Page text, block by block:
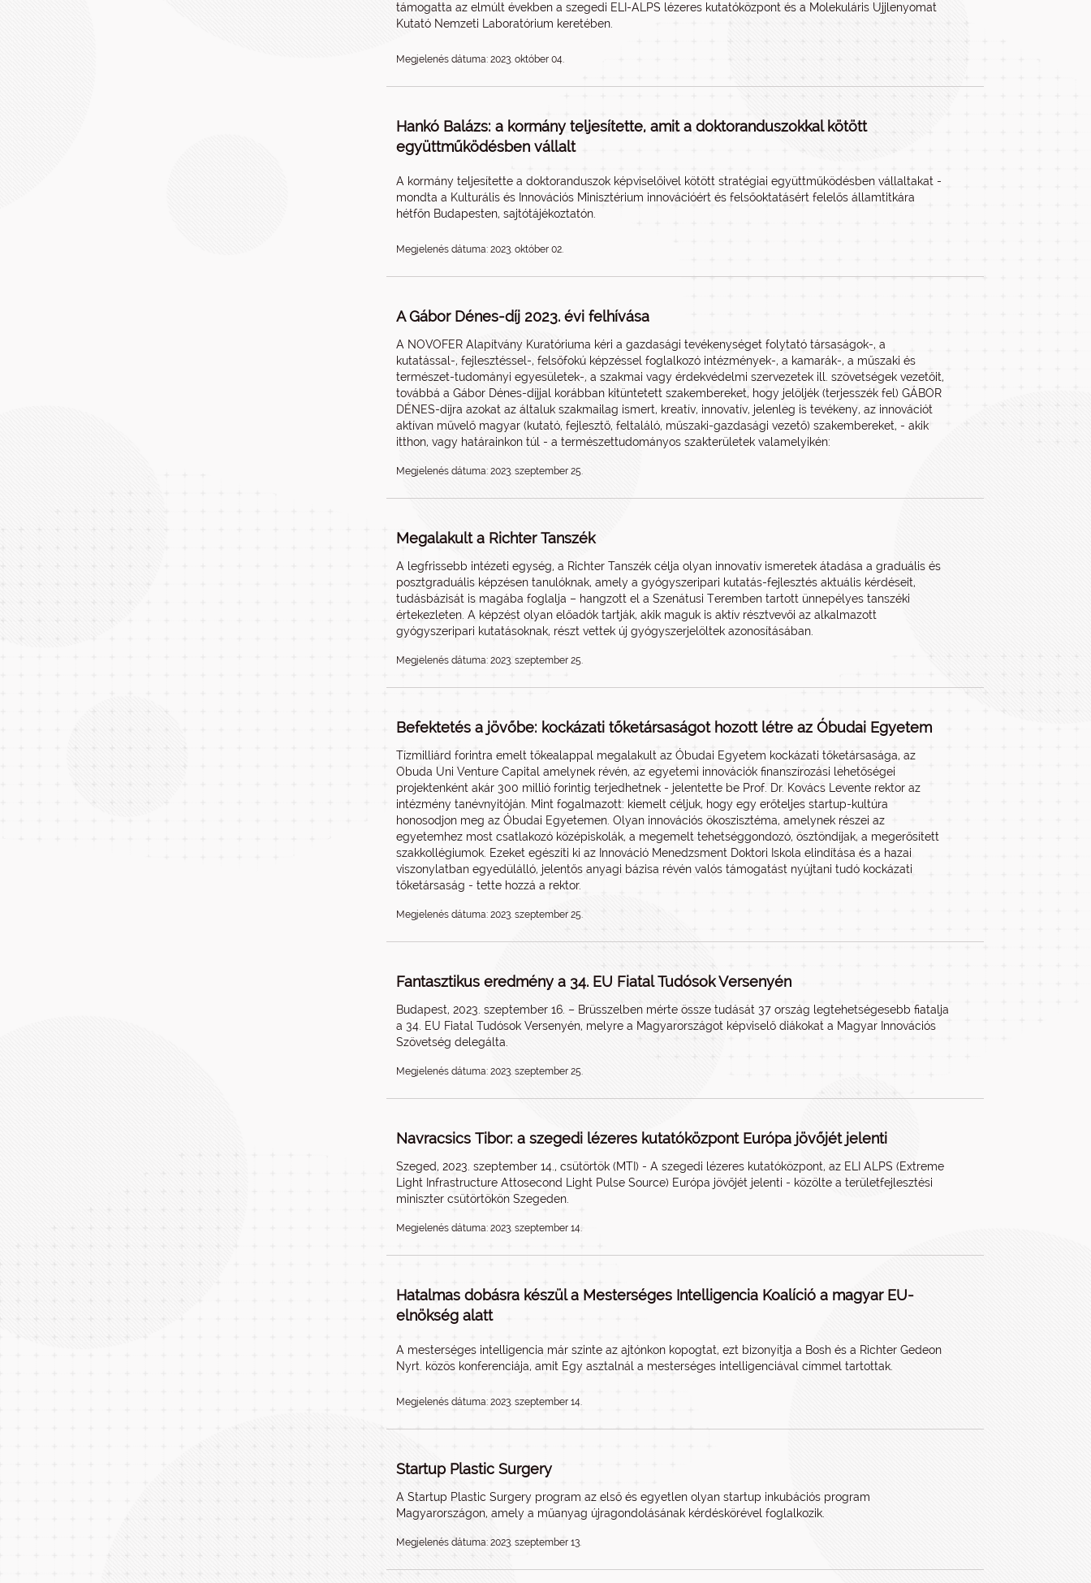
támogatta az elmúlt években a szegedi ELI-ALPS lézeres kutatóközpont és a Molekuláris Ujjlenyomat
Kutató Nemzeti Laboratórium keretében.
Megjelenés dátuma: 2023. október 04.
Hankó Balázs: a kormány teljesítette, amit a doktoranduszokkal kötött
együttműködésben vállalt
A kormány teljesítette a doktoranduszok képviselőivel kötött stratégiai együttműködésben vállaltakat -
mondta a Kulturális és Innovációs Minisztérium innovációért és felsőoktatásért felelős államtitkára
hétfőn Budapesten, sajtótájékoztatón.
Megjelenés dátuma: 2023. október 02.
A Gábor Dénes-díj 2023. évi felhívása
A NOVOFER Alapítvány Kuratóriuma kéri a gazdasági tevékenységet folytató társaságok-, a
kutatással-, fejlesztéssel-, felsőfokú képzéssel foglalkozó intézmények-, a kamarák-, a műszaki és
természet-tudományi egyesületek-, a szakmai vagy érdekvédelmi szervezetek ill. szövetségek vezetőit,
továbbá a Gábor Dénes-díjjal korábban kitüntetett szakembereket, hogy jelöljék (terjesszék fel) GÁBOR
DÉNES-díjra azokat az általuk szakmailag ismert, kreatív, innovatív, jelenleg is tevékeny, az innovációt
aktívan művelő magyar (kutató, fejlesztő, feltaláló, műszaki-gazdasági vezető) szakembereket, - akik
itthon, vagy határainkon túl - a természettudományos szakterületek valamelyikén:
Megjelenés dátuma: 2023. szeptember 25.
Megalakult a Richter Tanszék
A legfrissebb intézeti egység, a Richter Tanszék célja olyan innovatív ismeretek átadása a graduális és
posztgraduális képzésen tanulóknak, amely a gyógyszeripari kutatás-fejlesztés aktuális kérdéseit,
tudásbázisát is magába foglalja – hangzott el a Szenátusi Teremben tartott ünnepélyes tanszéki
értekezleten. A képzést olyan előadók tartják, akik maguk is aktív résztvevői az alkalmazott
gyógyszeripari kutatásoknak, részt vettek új gyógyszerjelöltek azonosításában.
Megjelenés dátuma: 2023. szeptember 25.
Befektetés a jövőbe: kockázati tőketársaságot hozott létre az Óbudai Egyetem
Tízmilliárd forintra emelt tőkealappal megalakult az Óbudai Egyetem kockázati tőketársasága, az
Obuda Uni Venture Capital amelynek révén, az egyetemi innovációk finanszírozási lehetőségei
projektenként akár 300 millió forintig terjedhetnek - jelentette be Prof. Dr. Kovács Levente rektor az
intézmény tanévnyitóján. Mint fogalmazott: kiemelt céljuk, hogy egy erőteljes startup-kultúra
honosodjon meg az Óbudai Egyetemen. Olyan innovációs ökoszisztéma, amelynek részei az
egyetemhez most csatlakozó középiskolák, a megemelt tehetséggondozó, ösztöndíjak, a megerősített
szakkollégiumok. Ezeket egészíti ki az Innováció Menedzsment Doktori Iskola elindítása és a hazai
viszonylatban egyedülálló, jelentős anyagi bázisa révén valós támogatást nyújtani tudó kockázati
tőketársaság - tette hozzá a rektor.
Megjelenés dátuma: 2023. szeptember 25.
Fantasztikus eredmény a 34. EU Fiatal Tudósok Versenyén
Budapest, 2023. szeptember 16. – Brüsszelben mérte össze tudását 37 ország legtehetségesebb fiatalja
a 34. EU Fiatal Tudósok Versenyén, melyre a Magyarországot képviselő diákokat a Magyar Innovációs
Szövetség delegálta.
Megjelenés dátuma: 2023. szeptember 25.
Navracsics Tibor: a szegedi lézeres kutatóközpont Európa jövőjét jelenti
Szeged, 2023. szeptember 14., csütörtök (MTI) - A szegedi lézeres kutatóközpont, az ELI ALPS (Extreme
Light Infrastructure Attosecond Light Pulse Source) Európa jövőjét jelenti - közölte a területfejlesztési
miniszter csütörtökön Szegeden.
Megjelenés dátuma: 2023. szeptember 14.
Hatalmas dobásra készül a Mesterséges Intelligencia Koalíció a magyar EU-
elnökség alatt
A mesterséges intelligencia már szinte az ajtónkon kopogtat, ezt bizonyítja a Bosh és a Richter Gedeon
Nyrt. közös konferenciája, amit Egy asztalnál a mesterséges intelligenciával címmel tartottak.
Megjelenés dátuma: 2023. szeptember 14.
Startup Plastic Surgery
A Startup Plastic Surgery program az első és egyetlen olyan startup inkubációs program
Magyarországon, amely a műanyag újragondolásának kérdéskörével foglalkozik.
Megjelenés dátuma: 2023. szeptember 13.